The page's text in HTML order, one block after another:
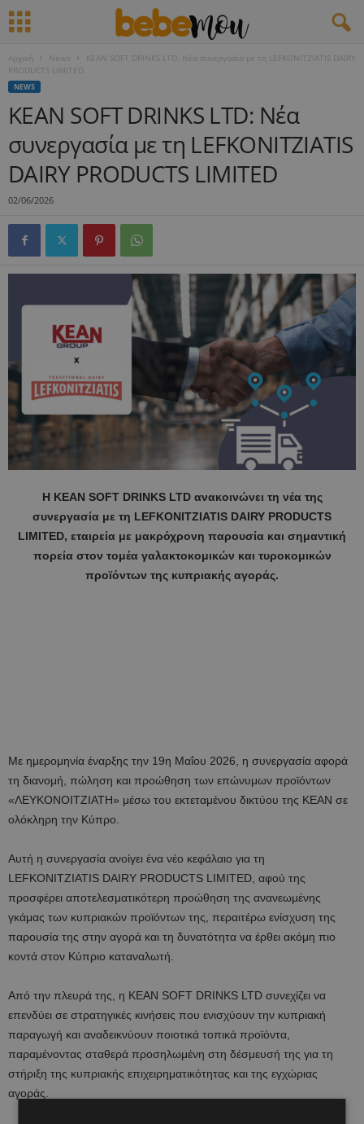
Αρχική News
ΚΕΑΝ SOFT DRINKS LTD: Νέα συνεργασία με τη LEFKONITZIATIS DAIRY
PRODUCTS LIMITED
NEWS
ΚΕΑΝ SOFT DRINKS LTD: Νέα
συνεργασία με τη LEFKONITZIATIS
DAIRY PRODUCTS LIMITED
02/06/2026
Η ΚΕΑΝ SOFT DRINKS LTD ανακοινώνει τη νέα της
συνεργασία με τη LEFKONITZIATIS DAIRY PRODUCTS
LIMITED, εταιρεία με μακρόχρονη παρουσία και σημαντική
πορεία στον τομέα γαλακτοκομικών και τυροκομικών
προϊόντων της κυπριακής αγοράς.
Με ημερομηνία έναρξης την 19η Μαΐου 2026, η συνεργασία αφορά
τη διανομή, πώληση και προώθηση των επώνυμων προϊόντων
«ΛΕΥΚΟΝΟΙΤΖΙΑΤΗ» μέσω του εκτεταμένου δικτύου της ΚΕΑΝ σε
ολόκληρη την Κύπρο.
Αυτή η συνεργασία ανοίγει ένα νέο κεφάλαιο για τη
LEFKONITZIATIS DAIRY PRODUCTS LIMITED, αφού της
προσφέρει αποτελεσματικότερη προώθηση της ανανεωμένης
γκάμας των κυπριακών προϊόντων της, περαιτέρω ενίσχυση της
παρουσία της στην αγορά και τη δυνατότητα να έρθει ακόμη πιο
κοντά στον Κύπριο καταναλωτή.
Από την πλευρά της, η ΚΕΑΝ SOFT DRINKS LTD συνεχίζει να
επενδύει σε στρατηγικές κινήσεις που ενισχύουν την κυπριακή
παραγωγή και αναδεικνύουν ποιοτικά τοπικά προϊόντα,
παραμένοντας σταθερά προσηλωμένη στη δέσμευσή της για τη
στήριξη της κυπριακής επιχειρηματικότητας και της εγχώριας
αγοράς.